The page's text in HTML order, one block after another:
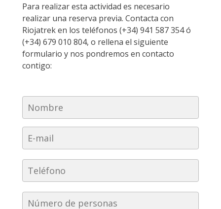
Para realizar esta actividad es necesario
realizar una reserva previa. Contacta con
Riojatrek en los teléfonos (+34) 941 587 354 ó
(+34) 679 010 804, o rellena el siguiente
formulario y nos pondremos en contacto
contigo: